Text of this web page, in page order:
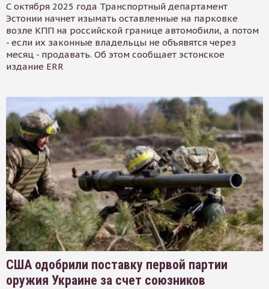
С октября 2025 года Транспортный департамент
Эстонии начнет изымать оставленные на парковке
возле КПП на российской границе автомобили, а потом
- если их законные владельцы не объявятся через
месяц - продавать. Об этом сообщает эстонское
издание ERR
США одобрили поставку первой партии
оружия Украине за счет союзников